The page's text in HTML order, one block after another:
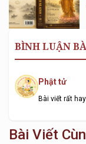
BÌNH LUẬN
Phật tử
Bài viết rất
Bài Viết